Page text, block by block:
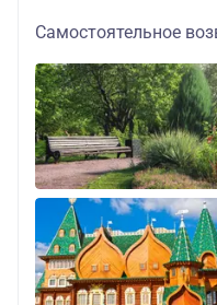
Самостоятельное